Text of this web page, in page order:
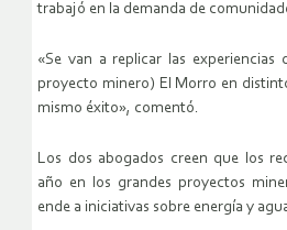
trabajó en la demanda de
«Se van a replicar las experiencias
proyecto minero) El Morro en
mismo éxito», comentó.
Los dos abogados creen que los
año en los grandes proyectos
ende a iniciativas sobre energía y